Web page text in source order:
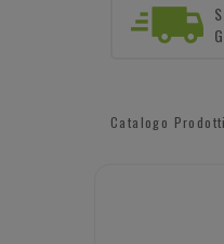
Catalogo Prodotti